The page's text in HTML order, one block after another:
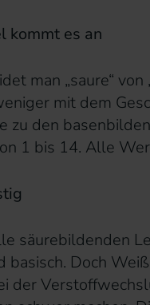
kommt es an
man „saure“
mit dem
zu den
1 bis 14. Alle
säurebildenden
basisch. Doch
der